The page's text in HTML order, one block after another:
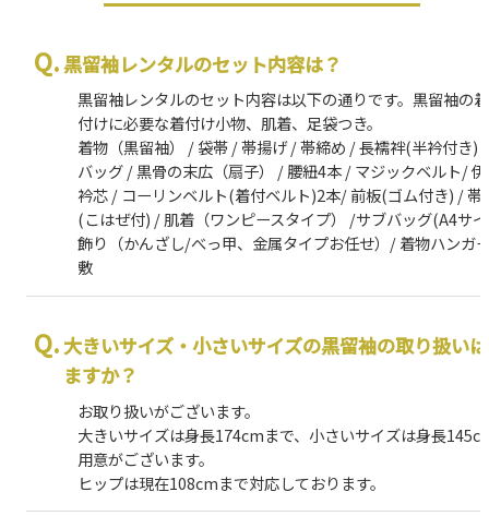
黒留袖レンタルのセット内容は？
黒留袖レンタルのセット内容は以下の通りです。黒留袖の
付けに必要な着付け小物、肌着、足袋つき。
着物（黒留袖） / 袋帯 / 帯揚げ / 帯締め / 長襦袢(半衿付き)
バッグ / 黒骨の末広（扇子） / 腰紐4本 / マジックベルト/
衿芯 / コーリンベルト(着付ベルト)2本/ 前板(ゴム付き) / 帯
(こはぜ付) / 肌着（ワンピースタイプ） /サブバッグ(A4サ
飾り（かんざし/べっ甲、金属タイプお任せ）/ 着物ハンガ
敷
大きいサイズ・小さいサイズの黒留袖の取り扱い
ますか？
お取り扱いがございます。
大きいサイズは身長174cmまで、小さいサイズは身長
用意がございます。
ヒップは現在108cmまで対応しております。